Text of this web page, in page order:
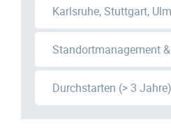
Karlsruhe, Stuttgart, Ulm
Standortmanagement
Durchstarten (> 3 Jahre)